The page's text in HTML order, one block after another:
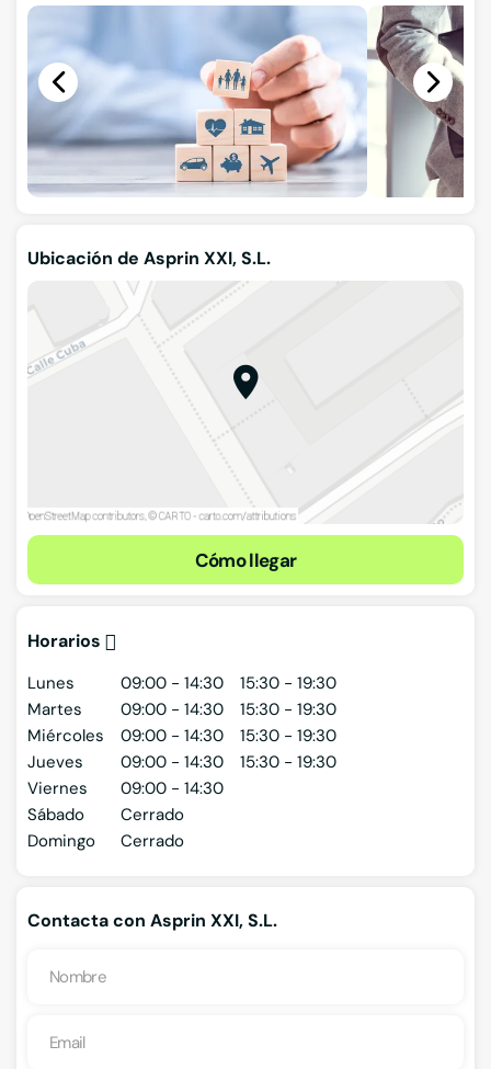
Ubicación de Asprin XXI, S.L.
Cómo llegar
Horarios
Lunes 09:00 - 14:30
15:30 - 19:30
Martes
09:00 - 14:30
15:30 - 19:30
Miércoles
09:00 - 14:30
15:30 - 19:30
Jueves
09:00 - 14:30
15:30 - 19:30
Viernes
09:00 - 14:30
Sábado
Cerrado
Domingo
Cerrado
Contacta con Asprin XXI, S.L.